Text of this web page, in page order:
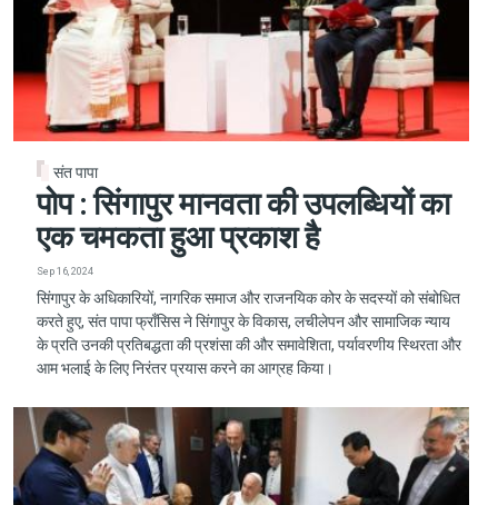
संत पापा
पोप : सिंगापुर मानवता की उपलब्धियों का
एक चमकता हुआ प्रकाश है
Sep 16, 2024
सिंगापुर के अधिकारियों, नागरिक समाज और राजनयिक कोर के सदस्यों को संबोधित
करते हुए, संत पापा फ्राँसिस ने सिंगापुर के विकास, लचीलेपन और सामाजिक न्याय
के प्रति उनकी प्रतिबद्धता की प्रशंसा की और समावेशिता, पर्यावरणीय स्थिरता और
आम भलाई के लिए निरंतर प्रयास करने का आग्रह किया।